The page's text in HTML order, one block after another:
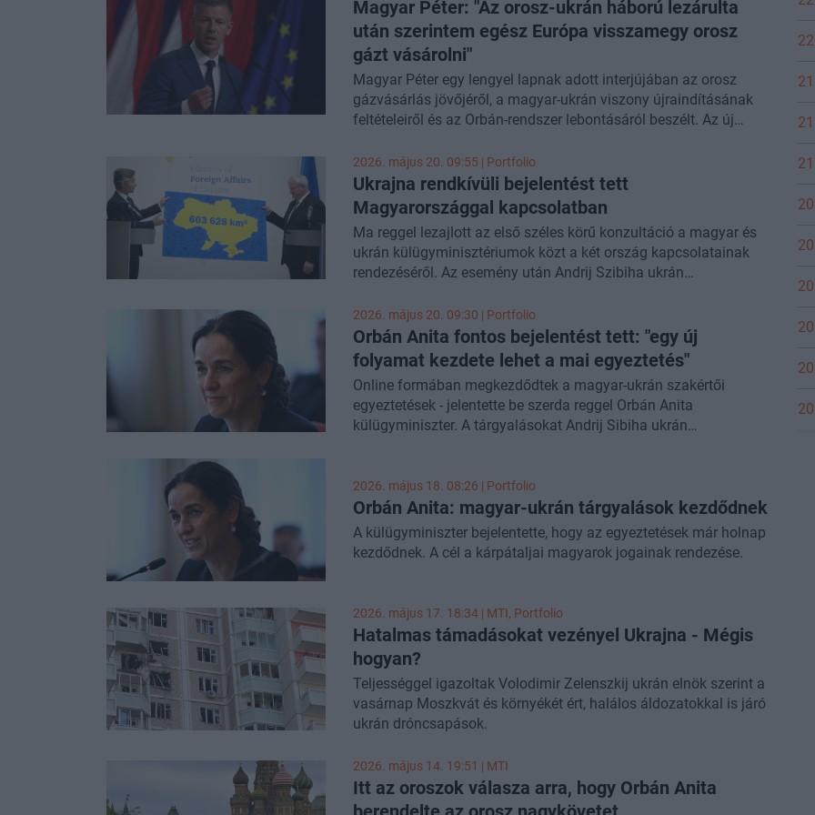
fegyvereket Ukrajnába, ugyanakkor valódi nemzetközi biztonsági
garanciákat tart szükségesnek Kijev számára. Az interjúban az
uniós döntéshozatalról, illetve az amerikai, ukrán és orosz
kapcsolatokról is beszélt.
Magyar Péter: "Az orosz-ukrán háború lezárulta
után szerintem egész Európa visszamegy orosz
gázt vásárolni"
Magyar Péter egy lengyel lapnak adott interjújában az orosz
gázvásárlás jövőjéről, a magyar-ukrán viszony újraindításának
feltételeiről és az Orbán-rendszer lebontásáról beszélt. Az új
jelentette a Rzeczpospolita.
2026. május 20. 09:55 | Portfolio
Ukrajna rendkívüli bejelentést tett
Magyarországgal kapcsolatban
Ma reggel lezajlott az első széles körű konzultáció a magyar és
ukrán külügyminisztériumok közt a két ország kapcsolatainak
rendezéséről. Az esemény után Andrij Szibiha ukrán
2026. május 20. 09:30 | Portfolio
Orbán Anita fontos bejelentést tett: "egy új
folyamat kezdete lehet a mai egyeztetés"
Online formában megkezdődtek a magyar-ukrán szakértői
egyeztetések - jelentette be szerda reggel Orbán Anita
külügyminiszter. A tárgyalásokat Andrij Sibiha ukrán
2026. május 18. 08:26 | Portfolio
Orbán Anita: magyar-ukrán tárgyalások kezdődnek
A külügyminiszter bejelentette, hogy az egyeztetések már holnap
kezdődnek. A cél a kárpátaljai magyarok jogainak rendezése.
2026. május 17. 18:34 | MTI, Portfolio
Hatalmas támadásokat vezényel Ukrajna - Mégis
hogyan?
Teljességgel igazoltak Volodimir Zelenszkij ukrán elnök szerint a
vasárnap Moszkvát és környékét ért, halálos áldozatokkal is járó
ukrán dróncsapások.
2026. május 14. 19:51 | MTI
Itt az oroszok válasza arra, hogy Orbán Anita